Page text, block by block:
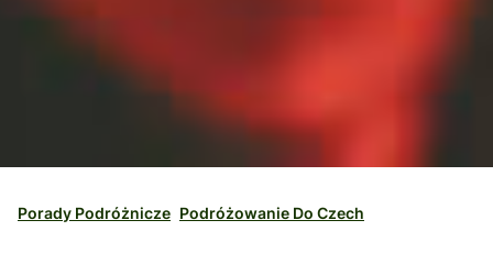
Porady Podróżnicze Podróżowanie Do Czech